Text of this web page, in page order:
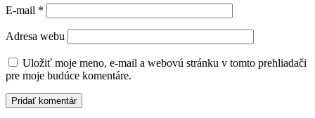
E-mail *
Adresa webu
Uložiť moje meno, e-mail a webovú stránku v tomto prehliadači
pre moje budúce komentáre.